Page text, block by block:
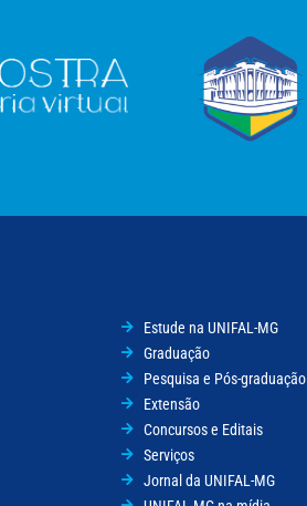
Estude na UNIFAL-MG
Graduação
Pesquisa e Pós-graduação
Extensão
Concursos e Editais
Serviços
Jornal da UNIFAL-MG